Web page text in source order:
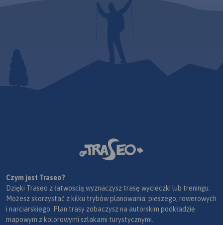
Czym jest Traseo?
Dzięki Traseo z łatwością wyznaczysz trasę wycieczki lub treningu.
Możesz skorzystać z kilku trybów planowania: pieszego, rowerowych
i narciarskiego. Plan trasy zobaczysz na autorskim podkładzie
mapowym z kolorowymi szlakami turystycznymi.